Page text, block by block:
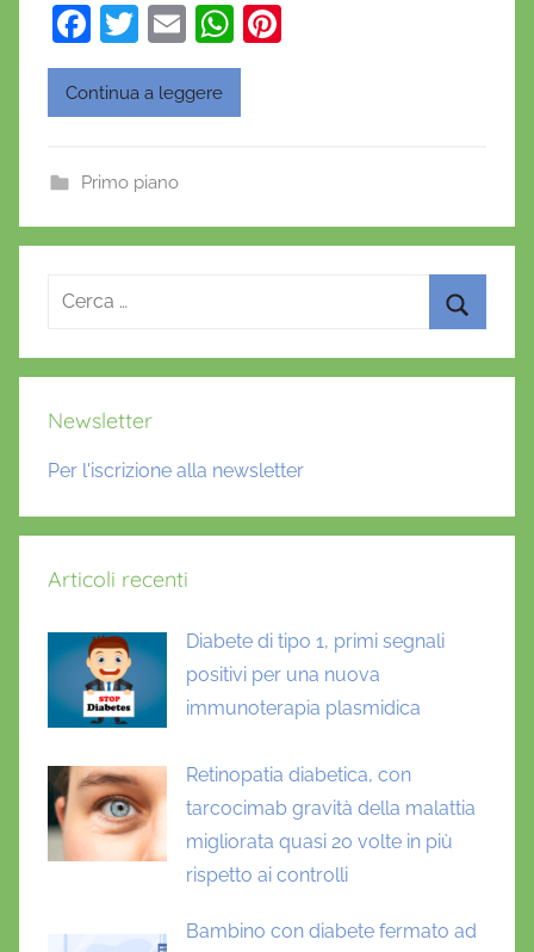
O
F
a
c
b
o
k
T
w
itt
E
m
ai
W
h
p
Continua a leggere
Primo piano
Ricerca
Newsletter
Per l'iscrizione alla newsletter
Articoli recenti
Diabete di tipo 1, primi segnali
positivi per una nuova
immunoterapia plasmidica
Retinopatia diabetica, con
tarcocimab gravità della malattia
migliorata quasi 20 volte in più
rispetto ai controlli
Bambino con diabete fermato ad